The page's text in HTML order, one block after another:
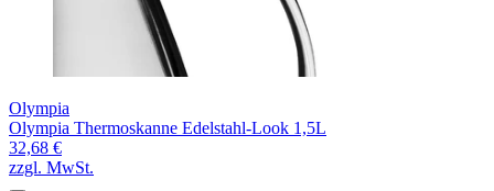
Olympia
Olympia Thermoskanne Edelstahl-Look 1,5L
32,68 €
zzgl. MwSt.